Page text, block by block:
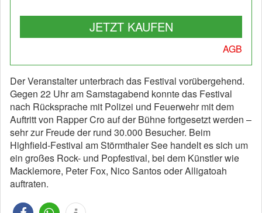
JETZT KAUFEN
AGB
Der Veranstalter unterbrach das Festival vorübergehend.
Gegen 22 Uhr am Samstagabend konnte das Festival
nach Rücksprache mit Polizei und Feuerwehr mit dem
Auftritt von Rapper Cro auf der Bühne fortgesetzt werden –
sehr zur Freude der rund 30.000 Besucher. Beim
Highfield-Festival am Störmthaler See handelt es sich um
ein großes Rock- und Popfestival, bei dem Künstler wie
Macklemore, Peter Fox, Nico Santos oder Alligatoah
auftraten.